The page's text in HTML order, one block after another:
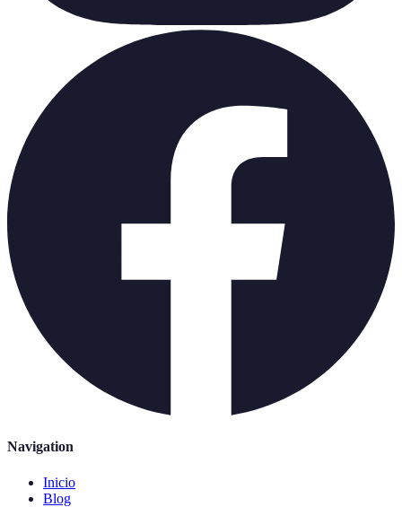
Navigation
Inicio
Blog